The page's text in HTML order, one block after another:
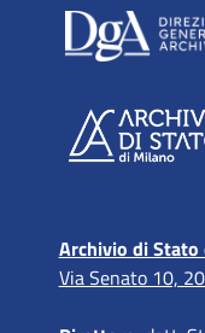
Archivio di
Via Senato 10,